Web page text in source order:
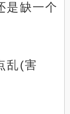
是缺一个
乱(害